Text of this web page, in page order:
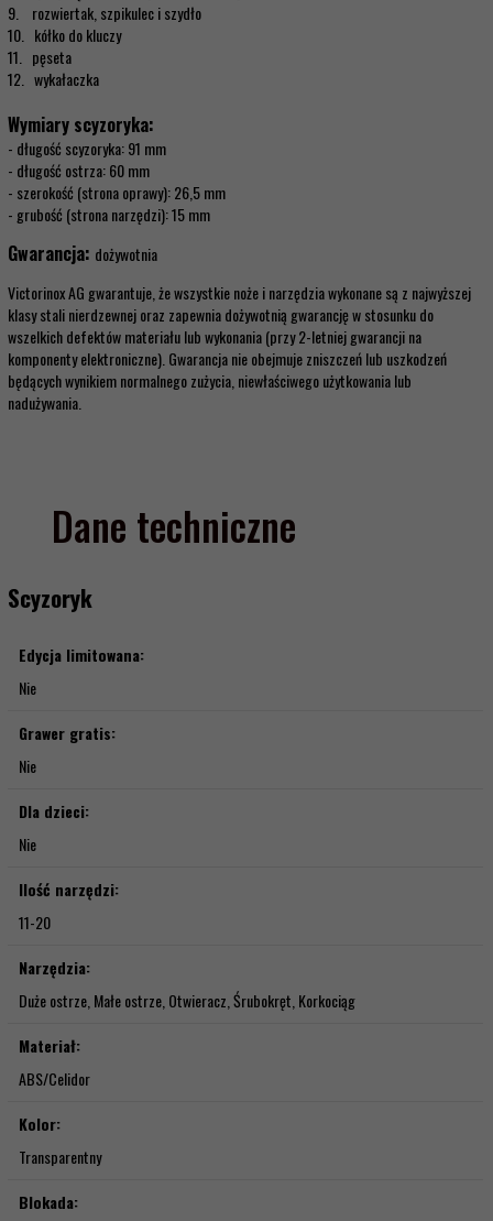
9. rozwiertak, szpikulec i szydło
10. kółko do kluczy
11. pęseta
12. wykałaczka
Wymiary scyzoryka:
- długość scyzoryka: 91 mm
- długość ostrza: 60 mm
- szerokość (strona oprawy): 26,5 mm
- grubość (strona narzędzi): 15 mm
Gwarancja: dożywotnia
Victorinox AG gwarantuje, że wszystkie noże i narzędzia wykonane są z najwyższej
klasy stali nierdzewnej oraz zapewnia dożywotnią gwarancję w stosunku do
wszelkich defektów materiału lub wykonania (przy 2-letniej gwarancji na
komponenty elektroniczne). Gwarancja nie obejmuje zniszczeń lub uszkodzeń
będących wynikiem normalnego zużycia, niewłaściwego użytkowania lub
nadużywania.
Dane techniczne
Scyzoryk
Edycja limitowana:
Nie
Grawer gratis:
Nie
Dla dzieci:
Nie
Ilość narzędzi:
11-20
Narzędzia:
Duże ostrze, Małe ostrze, Otwieracz, Śrubokręt, Korkociąg
Materiał:
ABS/Celidor
Kolor:
Transparentny
Blokada: